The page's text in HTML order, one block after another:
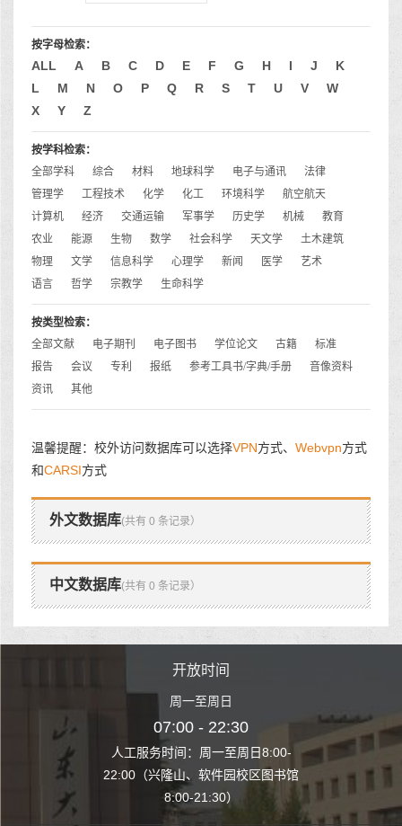
按字母检索：
ALL A B C D E F G H I J
K
L
M N O P Q R S T U V
W
X
Y Z
按学科检索：
全部学科
综合 材料 地球科学 电子与通讯
法律
管理学
工程技术 化学 化工 环境科学
航空航天
计算机
经济 交通运输 军事学 历史学 机械
教育
农业
能源 生物 数学 社会科学 天文学
土木建筑
物理
文学 信息科学 心理学 新闻 医学
艺术
语言
哲学 宗教学 生命科学
按类型检索：
全部文献
电子期刊 电子图书 学位论文 古籍
标准
报告
会议 专利 报纸 参考工具书/字典/手册
音像资料
资讯
其他
温馨提醒：校外访问数据库可以选择VPN方式、 Webvpn方式
和CARSI方式
外文数据库(共有 0 条记录）
中文数据库(共有 0 条记录）
至周日8:00-
园校区图书馆
开放时间
周一至周日
07:00 - 22:30
人工服务时间：周一至周日8:00-
22:00（兴隆山、软件园校区图书馆
8:00-21:30）
人工服务时间
22:00（兴隆山